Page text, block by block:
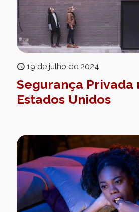
19 de julho de 2024
Segurança Privada
Estados Unidos